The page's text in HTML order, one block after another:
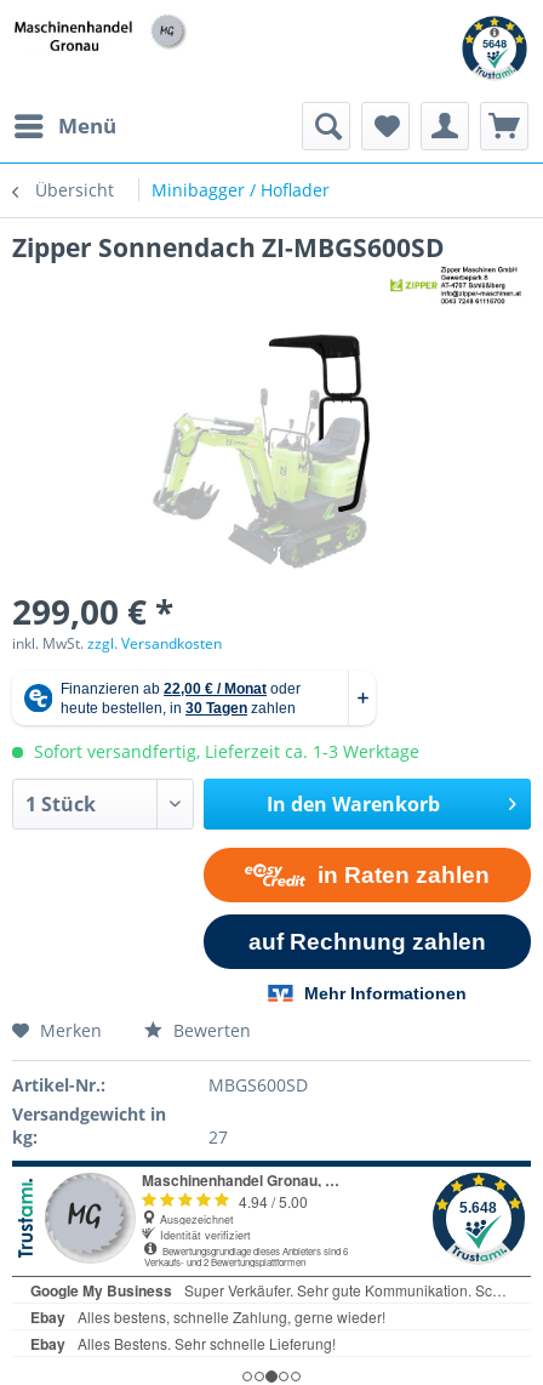
Menü
Übersicht Minibagger / Hoflader
Zipper Sonnendach ZI-MBGS600SD
299,00 € *
inkl. MwSt.zzgl. Versandkosten
Sofort versandfertig, Lieferzeit ca. 1-3 Werktage
In den Warenkorb
Merken Bewerten
Artikel-Nr.:
MBGS600SD
Versandgewicht in
kg:
27